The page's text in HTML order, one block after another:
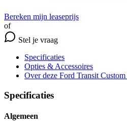
Bereken mijn leaseprijs
of
Stel je vraag
Specificaties
Opties & Accessoires
Over deze Ford Transit Custom
Specificaties
Algemeen